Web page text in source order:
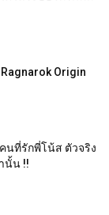
Origin
นที่รักพี่โน้ส ตัวจริง
นั้น !!